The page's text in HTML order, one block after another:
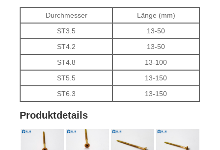
Durchmesser
Länge (mm)
ST3.5
13-50
ST4.2
13-50
ST4.8
13-100
ST5.5
13-150
ST6.3
13-150
Produktdetails